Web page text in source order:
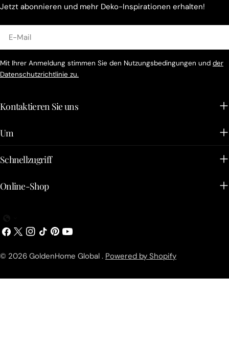
Jetzt abonnieren und mehr Deko-Inspirationen erhalten!
Mail
Mit Ihrer Anmeldung stimmen Sie den Nutzungsbedingungen und der
Datenschutzrichtlinie zu.
Kontaktieren Sie uns
Um
Schnellzugriff
Online-Shop
Facebook
X
Instagram
Tick
Tack
Pinterest
YouTube
© 2026 GoldenHome Global . Powered by Shopify